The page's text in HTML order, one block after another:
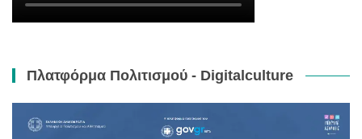
Πλατφόρμα Πολιτισμού - Digitalculture